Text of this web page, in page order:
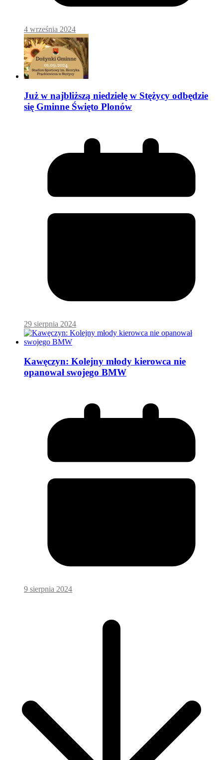
4 września 2024
Już w najbliższą niedzielę w Stężycy odbędzie
się Gminne Święto Plonów
29 sierpnia 2024
Kawęczyn: Kolejny młody kierowca nie
opanował swojego BMW
9 sierpnia 2024